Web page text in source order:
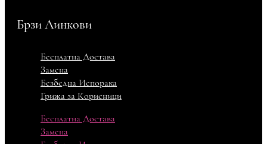
Брзи Линкови
Бесплатна Достава
Замена
Безбедна Испорака
Грижа за Корисници
Бесплатна Достава
Замена